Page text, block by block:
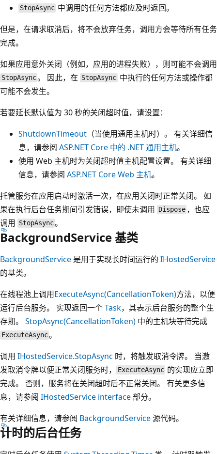
StopAsync 中调用的任何方法都应及时返回。
但是，在请求取消后，将不会放弃任务，调用方会等待所有任务
完成。
如果应用意外关闭（例如，应用的进程失败），则可能不会调用
StopAsync。 因此，在 StopAsync 中执行的任何方法或操作都
可能不会发生。
若要延长默认值为 30 秒的关闭超时值，请设置：
ShutdownTimeout （当使用通用主机时）。 有关详细信
息，请参阅 ASP.NET Core 中的 .NET 通用主机。
使用 Web 主机时为关闭超时值主机配置设置。 有关详细
信息，请参阅 ASP.NET Core Web 主机。
托管服务在应用启动时激活一次，在应用关闭时正常关闭。 如
果在执行后台任务期间引发错误，即使未调用 Dispose ，也应
调用 StopAsync。
BackgroundService 基类
BackgroundService 是用于实现长时间运行的 IHostedService
的基类。
在线程池上调用ExecuteAsync(CancellationToken)方法，以便
运行后台服务。 实现返回一个Task，其表示后台服务的整个生
存期。 StopAsync(CancellationToken) 中的主机块等待完成
ExecuteAsync。
调用 IHostedService.StopAsync 时，将触发取消令牌。 当激
发取消令牌以便正常关闭服务时，
ExecuteAsync 的实现应立即
完成。 否则，服务将在关闭超时后不正常关闭。 有关更多信
息，请参阅 IHostedService interface部分。
有关详细信息，请参阅 BackgroundService源代码。
计时的后台任务